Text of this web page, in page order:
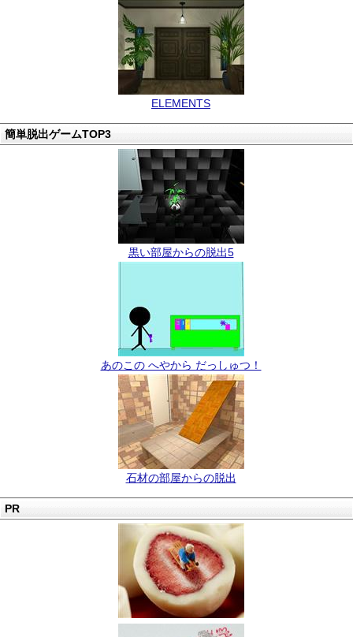
ELEMENTS
簡単脱出ゲームTOP3
黒い部屋からの脱出5
あのこの へやから だっしゅつ！
石材の部屋からの脱出
PR